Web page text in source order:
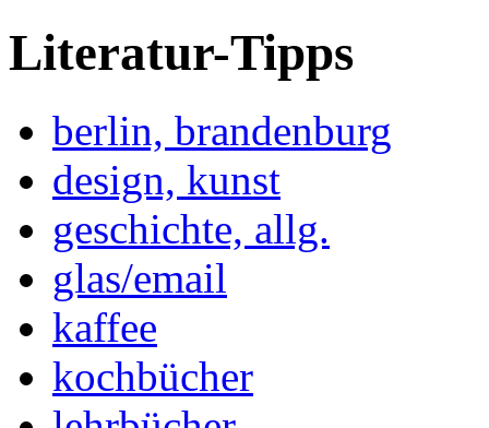
Literatur-Tipps
berlin, brandenburg
design, kunst
geschichte, allg.
glas/email
kaffee
kochbücher